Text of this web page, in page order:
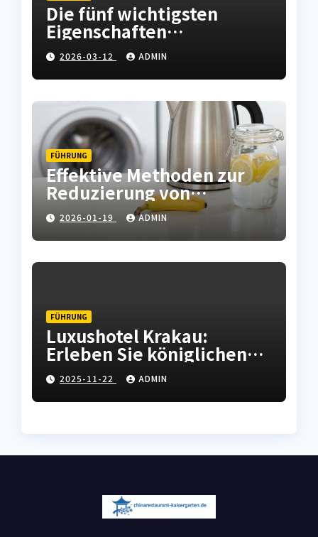
Die fünf wichtigsten
Eigenschaften
hochwertiger
Leiterplatten
2026-03-12 ADMIN
FÜHRUNG
Effektive Methoden zur
Reduzierung von
Kalkablagerungen in
Haushaltsgeräten
2026-01-19 ADMIN
FÜHRUNG
Luxushotel Krakau:
Erleben Sie königlichen
Komfort in der polnischen
Kulturhauptstadt
2025-11-22 ADMIN